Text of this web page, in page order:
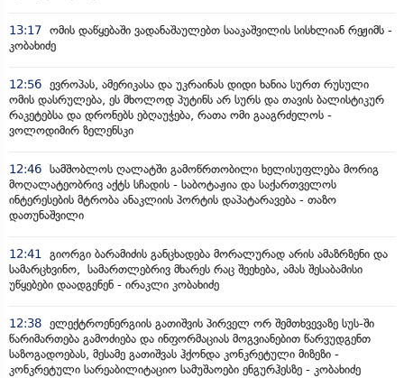
13:17 ომის დაწყებაში ვადანაშაულებთ სააკაშვილის სისხლიან რეჟიმს -
კობახიძე
12:56 ევროპას, ამერიკასა და უკრაინას დიდი ხანია სურთ რუსული
ომის დასრულება, ეს მხოლოდ პუტინს არ სურს და თავის ბალისტიკურ
რაკეტებსა და დრონებს ებღაუჭება, რათა ომი გააგრძელოს -
ვოლოდიმირ ზელენსკი
12:46 სამშობლოს ღალატში გამოწრთობილი ხელისუფლება მორიგ
მოღალატეობრივ აქტს სჩადის - საბოტაჟია და საქართველოს
ინტერესების მტრობა ანაკლიის პორტის დაპატარავება - თაზო
დათუნაშვილი
12:41 გიორგი ბარამიძის განცხადება მორალურად არის ამაზრზენი და
სამარცხვინო, სამართლებრივ მხარეს რაც შეეხება, ამას შესაბამისი
უწყებები დაადგენენ - ირაკლი კობახიძე
12:38 ელექტროენერგიის გათიშვის პირველ ორ შემთხვევაზე სუს-ში
წარიმართება გამოძიება და ინფორმაციას მოგვიანებით წარვუდგენთ
საზოგადოებას, მესამე გათიშვას ჰქონდა კონკრეტული მიზეზი -
კონკრეტული სარეაბილიტაციო სამუშაოები ენგურჰესზე - კობახიძე